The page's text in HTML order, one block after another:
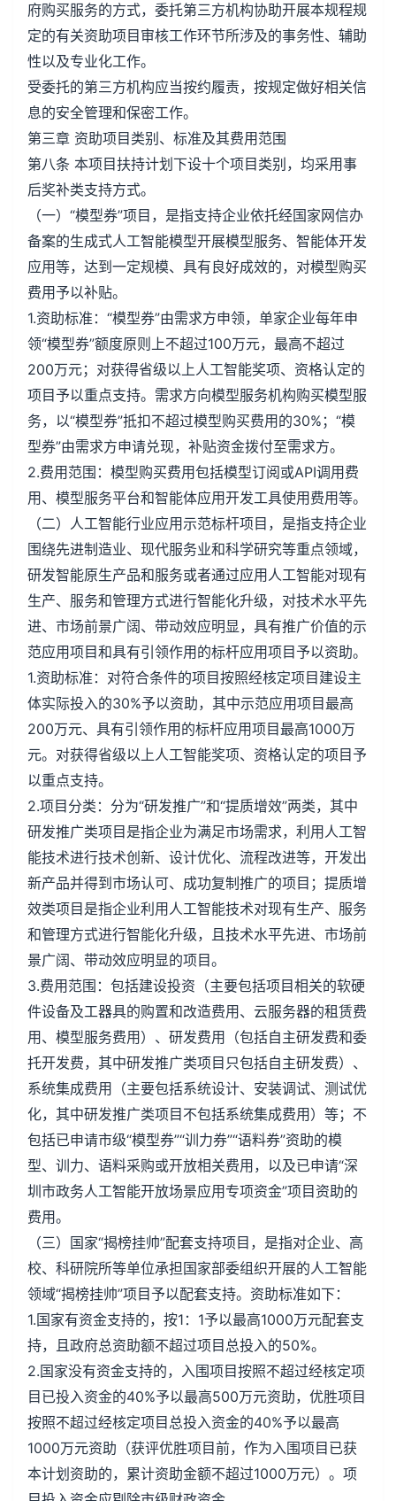
府购买服务的方式，委托第三方机构协助开展本规程规
定的有关资助项目审核工作环节所涉及的事务性、辅助
性以及专业化工作。
受委托的第三方机构应当按约履责，按规定做好相关信
息的安全管理和保密工作。
第三章 资助项目类别、标准及其费用范围
第八条 本项目扶持计划下设十个项目类别，均采用事
后奖补类支持方式。
（一）“模型券”项目，是指支持企业依托经国家网信办
备案的生成式人工智能模型开展模型服务、智能体开发
应用等，达到一定规模、具有良好成效的，对模型购买
费用予以补贴。
1.资助标准：“模型券”由需求方申领，单家企业每年申
领“模型券”额度原则上不超过100万元，最高不超过
200万元；对获得省级以上人工智能奖项、资格认定的
项目予以重点支持。需求方向模型服务机构购买模型服
务，以“模型券”抵扣不超过模型购买费用的30%；“模
型券”由需求方申请兑现，补贴资金拨付至需求方。
2.费用范围：模型购买费用包括模型订阅或API调用费
用、模型服务平台和智能体应用开发工具使用费用等。
（二）人工智能行业应用示范标杆项目，是指支持企业
围绕先进制造业、现代服务业和科学研究等重点领域，
研发智能原生产品和服务或者通过应用人工智能对现有
生产、服务和管理方式进行智能化升级，对技术水平先
进、市场前景广阔、带动效应明显，具有推广价值的示
范应用项目和具有引领作用的标杆应用项目予以资助。
1.资助标准：对符合条件的项目按照经核定项目建设主
体实际投入的30%予以资助，其中示范应用项目最高
200万元、具有引领作用的标杆应用项目最高1000万
元。对获得省级以上人工智能奖项、资格认定的项目予
以重点支持。
2.项目分类：分为“研发推广”和“提质增效”两类，其中
研发推广类项目是指企业为满足市场需求，利用人工智
能技术进行技术创新、设计优化、流程改进等，开发出
新产品并得到市场认可、成功复制推广的项目；提质增
效类项目是指企业利用人工智能技术对现有生产、服务
和管理方式进行智能化升级，且技术水平先进、市场前
景广阔、带动效应明显的项目。
3.费用范围：包括建设投资（主要包括项目相关的软硬
件设备及工器具的购置和改造费用、云服务器的租赁费
用、模型服务费用）、研发费用（包括自主研发费和委
托开发费，其中研发推广类项目只包括自主研发费）、
系统集成费用（主要包括系统设计、安装调试、测试优
化，其中研发推广类项目不包括系统集成费用）等；不
包括已申请市级“模型券”“训力券”“语料券”资助的模
型、训力、语料采购或开放相关费用，以及已申请“深
圳市政务人工智能开放场景应用专项资金”项目资助的
费用。
（三）国家“揭榜挂帅”配套支持项目，是指对企业、高
校、科研院所等单位承担国家部委组织开展的人工智能
领域“揭榜挂帅”项目予以配套支持。资助标准如下：
1.国家有资金支持的，按1：1予以最高1000万元配套支
持，且政府总资助额不超过项目总投入的50%。
2.国家没有资金支持的，入围项目按照不超过经核定项
目已投入资金的40%予以最高500万元资助，优胜项目
按照不超过经核定项目总投入资金的40%予以最高
1000万元资助（获评优胜项目前，作为入围项目已获
本计划资助的，累计资助金额不超过1000万元）。项